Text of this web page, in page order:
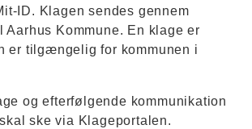
ID. Klagen sendes gennem
Aarhus Kommune. En klage er
er tilgængelig for kommunen i
og efterfølgende kommunikation
ske via Klageportalen.